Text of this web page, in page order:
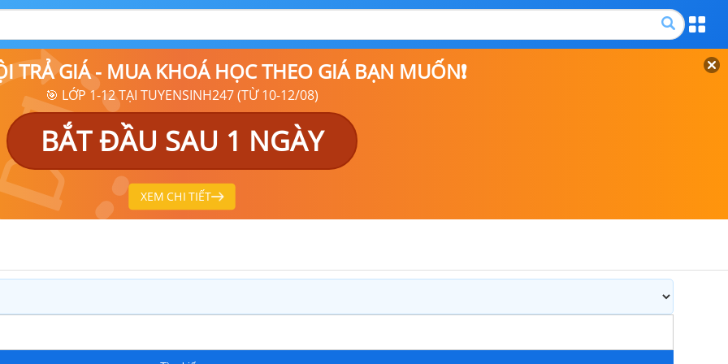
TRẢ GIÁ - MUA KHOÁ HỌC THEO GIÁ BẠN MUỐN❗
🎯 LỚP 1-12 TẠI TUYENSINH247 (TỪ 10-12/08)
BẮT ĐẦU SAU 1 NGÀY
XEM CHI TIẾT